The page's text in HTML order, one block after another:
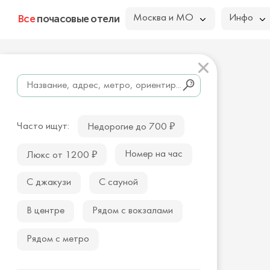
Всепочасовые отели Москва и МО Инфо
Часто ищут: Недорогие до 700 ₽
Люкс от 1200 ₽ Номер на час
С джакузи С сауной
В центре Рядом с вокзалами
Рядом с метро